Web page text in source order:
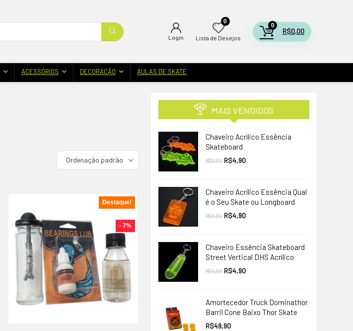
Login
0
Lista de Desejos
0
R$0,00
ACESSÓRIOS DECORAÇÃO AULAS DE SKATE
Ordenação padrão
Destaque!
- 7%
MAIS VENDIDOS
Chaveiro Acrílico Essência
Skateboard
R$9,90 O
R$9,90.
R$4,90O
R$4,90.
Chaveiro Acrílico Essência Qual
é o Seu Skate ou Longboard
R$9,90 O
R$9,90.
R$4,90O
R$4,90.
Chaveiro Essência Skateboard
Street Vertical DHS Acrílico
R$5,90 O
R$5,90.
R$4,90O
R$4,90.
Amortecedor Truck Dominathor
Barril Cone Baixo Thor Skate
R$49,90